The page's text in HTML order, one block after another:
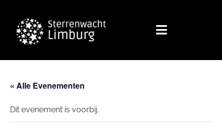
« Alle Evenementen
Dit evenement is voorbij.